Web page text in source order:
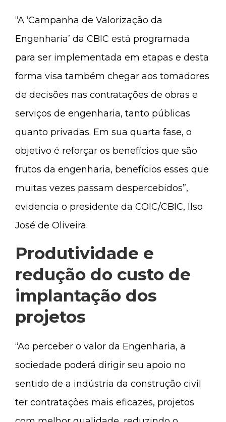
“A ‘Campanha de Valorização da
Engenharia’ da CBIC está programada
para ser implementada em etapas e desta
forma visa também chegar aos tomadores
de decisões nas contratações de obras e
serviços de engenharia, tanto públicas
quanto privadas. Em sua quarta fase, o
objetivo é reforçar os benefícios que são
frutos da engenharia, benefícios esses que
muitas vezes passam despercebidos”,
evidencia o presidente da COIC/CBIC, Ilso
José de Oliveira.
Produtividade e
redução do custo de
implantação dos
projetos
“Ao perceber o valor da Engenharia, a
sociedade poderá dirigir seu apoio no
sentido de a indústria da construção civil
ter contratações mais eficazes, projetos